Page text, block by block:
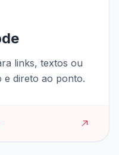
links, textos ou
e direto ao ponto.